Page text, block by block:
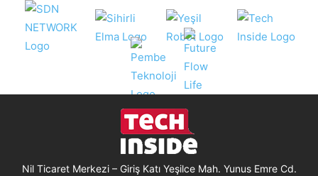
Nil Ticaret Merkezi – Giriş Katı Yeşilce Mah. Yunus Emre Cd.